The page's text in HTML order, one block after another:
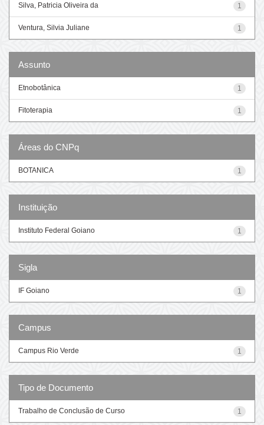
1
Silva, Patricia Oliveira da
1
Ventura, Silvia Juliane
Assunto
1
Etnobotânica
1
Fitoterapia
Áreas do CNPq
1
BOTANICA
Instituição
1
Instituto Federal Goiano
Sigla
1
IF Goiano
Campus
1
Campus Rio Verde
Tipo de Documento
1
Trabalho de Conclusão de Curso